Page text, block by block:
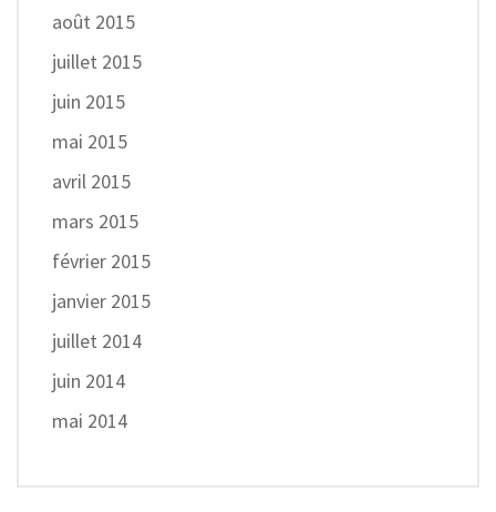
août 2015
juillet 2015
juin 2015
mai 2015
avril 2015
mars 2015
février 2015
janvier 2015
juillet 2014
juin 2014
mai 2014